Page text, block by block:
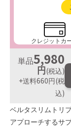
クレジットカ
単品5,980
円(税込)
+送料660円(税
込)
ベルタスリムトリ
アプローチするサプ